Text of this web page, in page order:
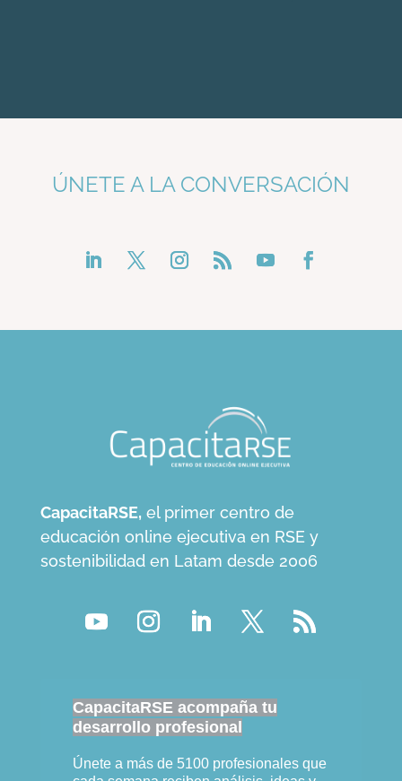
ÚNETE A LA CONVERSACIÓN
CapacitaRSE, el primer centro de
educación online ejecutiva en RSE y
sostenibilidad en Latam desde 2006
CapacitaRSE acompaña tu
desarrollo profesional
Únete a más de 5100 profesionales que